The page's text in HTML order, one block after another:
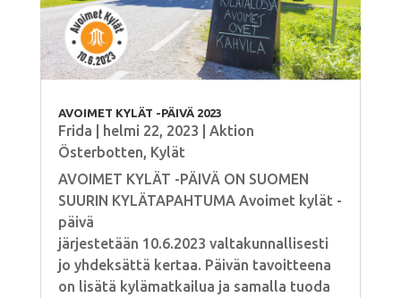
AVOIMET KYLÄT -PÄIVÄ 2023
Frida helmi 22, 2023
Aktion
Österbotten, Kylät
AVOIMET KYLÄT -PÄIVÄ ON SUOMEN
SUURIN KYLÄTAPAHTUMA Avoimet kylät -
päivä
järjestetään 10.6.2023 valtakunnallisesti
jo yhdeksättä kertaa. Päivän tavoitteena
on lisätä kylämatkailua ja samalla tuoda